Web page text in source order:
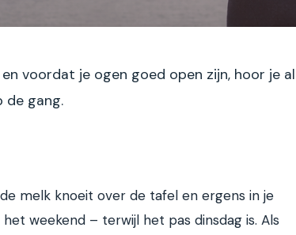
voordat je ogen goed open zijn, hoor je al
de gang.
melk knoeit over de tafel en ergens in je
weekend – terwijl het pas dinsdag is. Als